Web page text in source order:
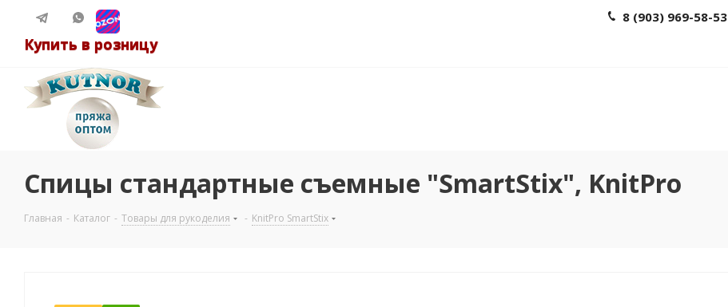
Купить в розницу
8 (903) 969-58-53
Спицы стандартные съемные "SmartStix", KnitPro
Главная - Каталог - Товары для рукоделия - KnitPro SmartStix